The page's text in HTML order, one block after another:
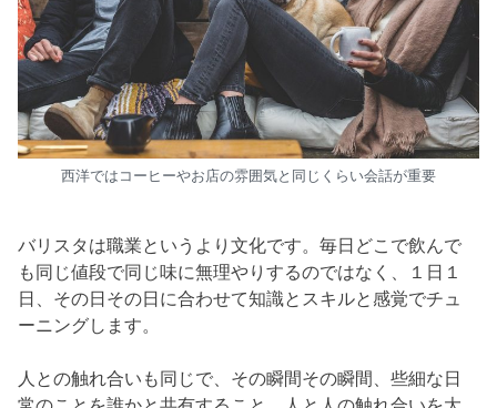
西洋ではコーヒーやお店の雰囲気と同じくらい会話が重要
バリスタは職業というより文化です。毎日どこで飲んで
も同じ値段で同じ味に無理やりするのではなく、１日１
日、その日その日に合わせて知識とスキルと感覚でチュ
ーニングします。
人との触れ合いも同じで、その瞬間その瞬間、些細な日